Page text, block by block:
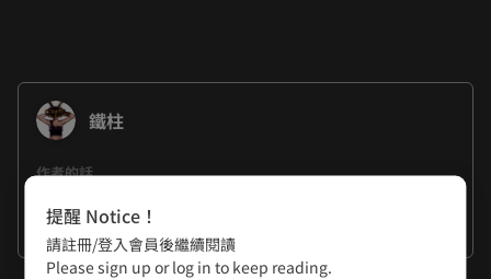
鐵柱
作者的話
覺得很酷的反派角色終於出現了！造型概念來自於每座廟口都
會坐著的石獅子！希望大家會喜歡\(•ㅂ•)/♥
看更多
提醒 Notice！
請註冊/登入會員後繼續閱讀
Please sign up or log in to keep reading.